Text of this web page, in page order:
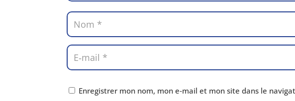
Enregistrer mon nom, mon e‑mail et mon site dans le